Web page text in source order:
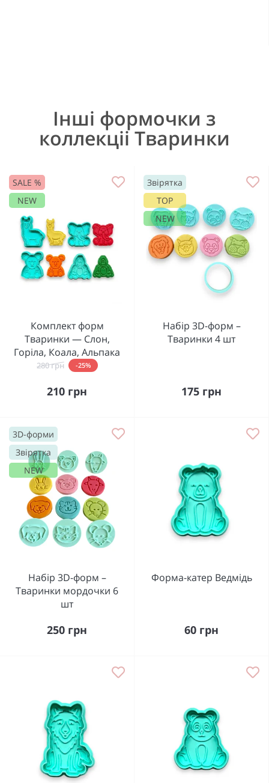
Інші формочки з
коллекціі Тваринки
SALE %
NEW
Комплект форм
Тваринки — Слон,
Горіла, Коала, Альпака
280 грн -25%
210 грн
Звірятка
TOP
NEW
Набір 3D-форм –
Тваринки 4 шт
175 грн
3D-форми
Звірятка
NEW
Набір 3D-форм –
Тваринки мордочки 6
шт
250 грн
Формa-катер Ведмідь
60 грн